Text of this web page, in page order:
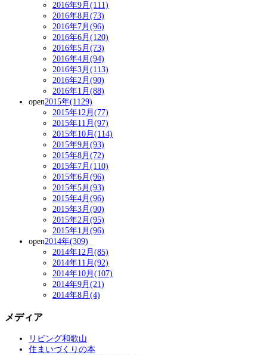
2016年9月(111)
2016年8月(73)
2016年7月(96)
2016年6月(120)
2016年5月(73)
2016年4月(94)
2016年3月(113)
2016年2月(90)
2016年1月(88)
open2015年(1129)
2015年12月(77)
2015年11月(97)
2015年10月(114)
2015年9月(93)
2015年8月(72)
2015年7月(110)
2015年6月(96)
2015年5月(93)
2015年4月(96)
2015年3月(90)
2015年2月(95)
2015年1月(96)
open2014年(309)
2014年12月(85)
2014年11月(92)
2014年10月(107)
2014年9月(21)
2014年8月(4)
メディア
リビング和歌山
住まいづくりの本